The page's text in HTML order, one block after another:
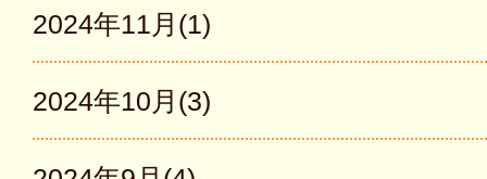
2024年11月(1)
2024年10月(3)